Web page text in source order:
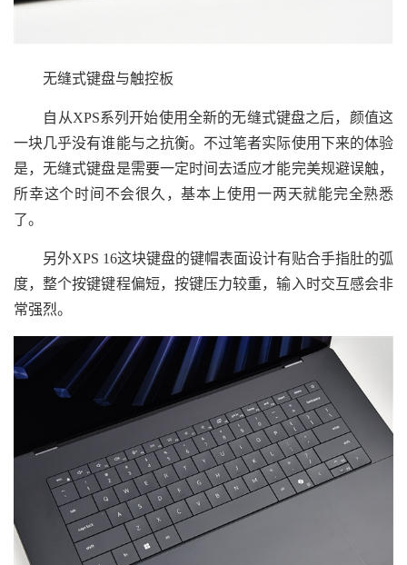
无缝式键盘与触控板
自从XPS系列开始使用全新的无缝式键盘之后，颜值这
一块几乎没有谁能与之抗衡。不过笔者实际使用下来的体验
是，无缝式键盘是需要一定时间去适应才能完美规避误触，
所幸这个时间不会很久，基本上使用一两天就能完全熟悉
了。
另外XPS 16这块键盘的键帽表面设计有贴合手指肚的弧
度，整个按键键程偏短，按键压力较重，输入时交互感会非
常强烈。